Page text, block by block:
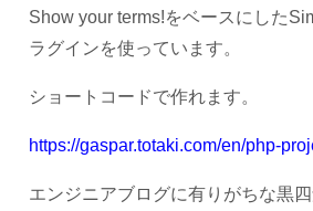
Show your terms!をベースにした
ラグインを使っています。
ショートコードで作れます。
https://gaspar.totaki.com/en/php-
エンジニアブログに有りがちな黒